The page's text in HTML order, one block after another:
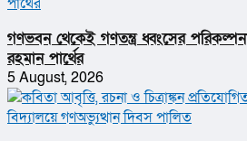
গণভবন থেকেই গণতন্ত্র ধ্বংসের
রহমান পার্থের
5 August, 2026